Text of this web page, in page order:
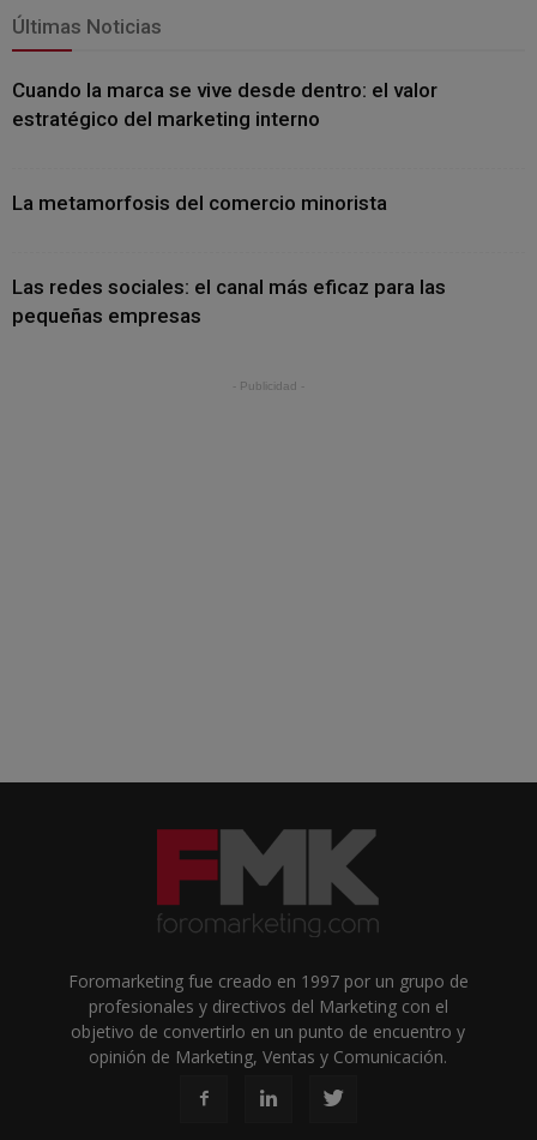
Últimas Noticias
Cuando la marca se vive desde dentro: el valor
estratégico del marketing interno
La metamorfosis del comercio minorista
Las redes sociales: el canal más eficaz para las
pequeñas empresas
- Publicidad -
Foromarketing fue creado en 1997 por un grupo de
profesionales y directivos del Marketing con el
objetivo de convertirlo en un punto de encuentro y
opinión de Marketing, Ventas y Comunicación.